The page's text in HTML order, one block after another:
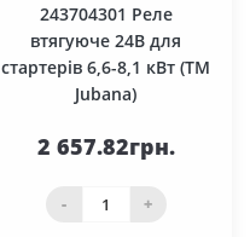
243704301 Реле
втягуюче 24В для
стартерів 6,6-8,1 кВт (TM
Jubana)
2 657.82грн.
- +